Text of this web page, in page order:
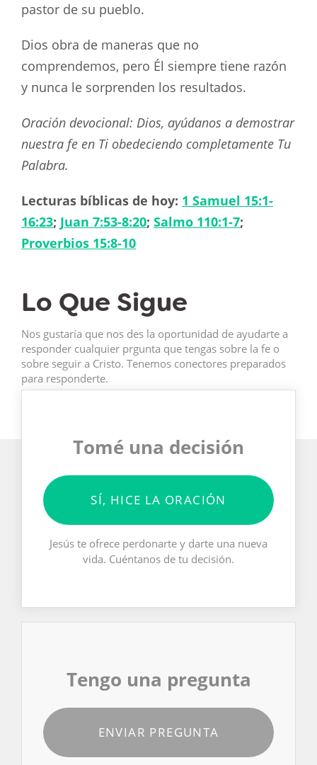
pastor de su pueblo.
Dios obra de maneras que no
comprendemos, pero Él siempre tiene razón
y nunca le sorprenden los resultados.
Oración devocional: Dios, ayúdanos a demostrar
nuestra fe en Ti obedeciendo completamente Tu
Palabra.
Lecturas bíblicas de hoy: 1 Samuel 15:1-
16:23; Juan 7:53-8:20; Salmo 110:1-7;
Proverbios 15:8-10
Lo Que Sigue
Nos gustaría que nos des la oportunidad de ayudarte a
responder cualquier prgunta que tengas sobre la fe o
sobre seguir a Cristo. Tenemos conectores preparados
para responderte.
Tomé una decisión
SÍ, HICE LA ORACIÓN
Jesús te ofrece perdonarte y darte una nueva
vida. Cuéntanos de tu decisión.
Tengo una pregunta
ENVIAR PREGUNTA